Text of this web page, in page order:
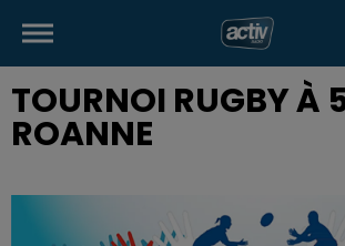
TOURNOI RUGBY À
ROANNE